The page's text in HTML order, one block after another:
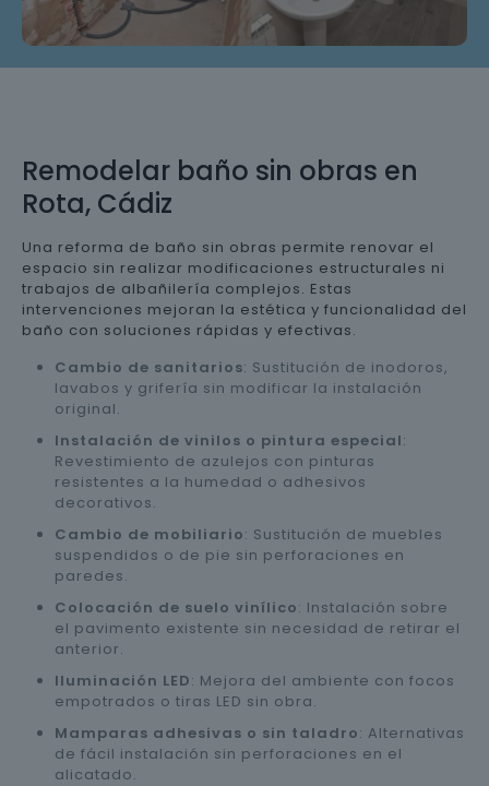
Remodelar baño sin obras en
Rota, Cádiz
Una reforma de baño sin obras permite renovar el
espacio sin realizar modificaciones estructurales ni
trabajos de albañilería complejos. Estas
intervenciones mejoran la estética y funcionalidad del
baño con soluciones rápidas y efectivas.
Cambio de sanitarios: Sustitución de inodoros,
lavabos y grifería sin modificar la instalación
original.
Instalación de vinilos o pintura especial:
Revestimiento de azulejos con pinturas
resistentes a la humedad o adhesivos
decorativos.
Cambio de mobiliario: Sustitución de muebles
suspendidos o de pie sin perforaciones en
paredes.
Colocación de suelo vinílico: Instalación sobre
el pavimento existente sin necesidad de retirar el
anterior.
Iluminación LED: Mejora del ambiente con focos
empotrados o tiras LED sin obra.
Mamparas adhesivas o sin taladro: Alternativas
de fácil instalación sin perforaciones en el
alicatado.